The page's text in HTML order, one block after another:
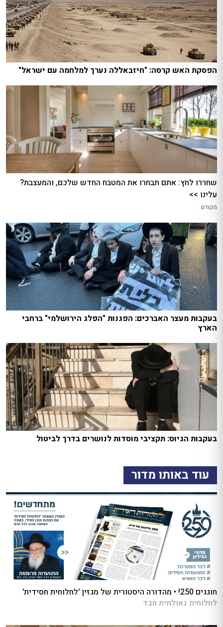
הפסקת האש קרסה: "חיזבאללה נערך למלחמה עם ישראל"
שחררו לחץ: אתם תבחרו את המטבח החדש שלכם, והמעצבת?
עלינו >>
מקודם
בעקבות מעצר האברכים: הפגנות "הפלג הירושלמי" ברחבי
הארץ
בעקבות הגיוס: תקציבי מוסדות לנושרים בדרך לביטול
עוד באותו מדור
חוגגים 250! • מהדורה היסטורית של מגזין 'לחלוחית חסידית'
לחלוחית גאולתית חבד